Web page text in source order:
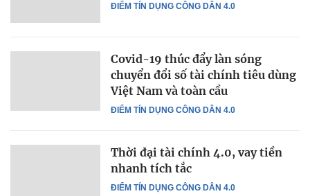
ĐIỂM TÍN DỤNG CÔNG DÂN 4.0
ĐIỂM TÍN DỤNG CÔNG DÂN 4.0
Covid-19 thúc đẩy làn sóng
chuyển đổi số tài chính tiêu dùng
Việt Nam và toàn cầu
ĐIỂM TÍN DỤNG CÔNG DÂN 4.0
Thời đại tài chính 4.0, vay tiền
nhanh tích tắc